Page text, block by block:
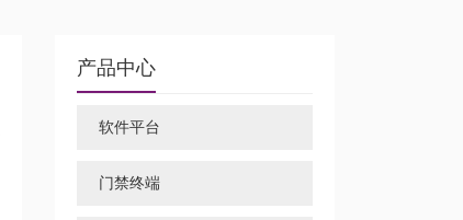
产品中心
软件平台
门禁终端